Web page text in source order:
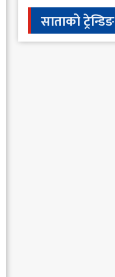
साताको ट्रेन्डिङ